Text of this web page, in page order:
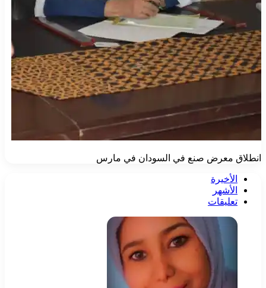
انطلاق معرض صنع في السودان في مارس
الأخيرة
الأشهر
تعليقات